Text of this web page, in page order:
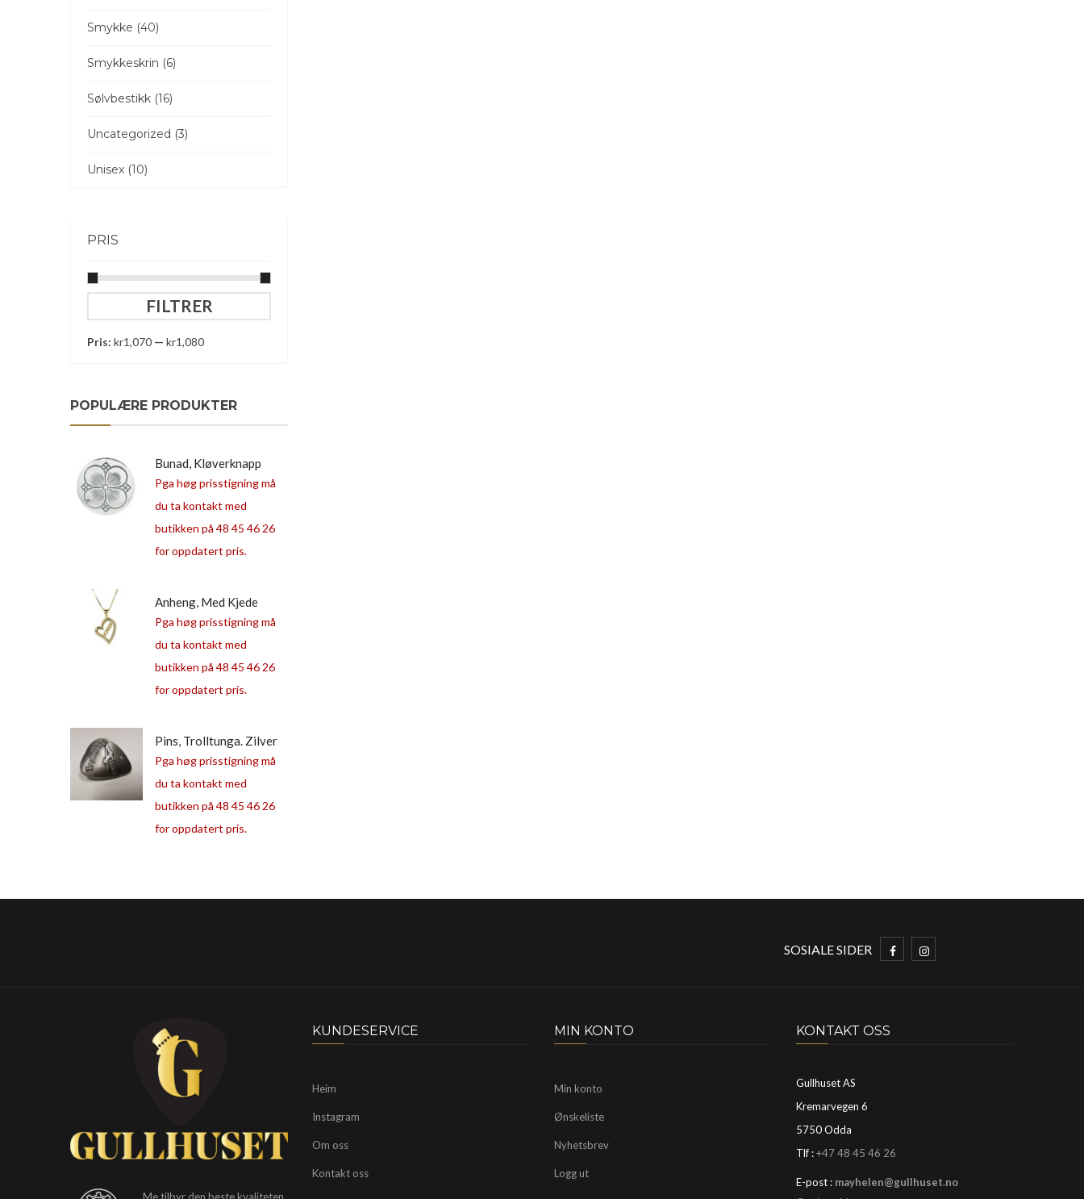
Smykke (40)
Smykkeskrin (6)
Sølvbestikk (16)
Uncategorized (3)
Unisex (10)
PRIS
pris
FILTRER
Pris: kr1,070 — kr1,080
POPULÆRE PRODUKTER
Bunad, Kløverknapp
Stor, Oks, Lang Hempe
Pga høg prisstigning må
du ta kontakt med
butikken på 48 45 46 26
for oppdatert pris.
Anheng, Med Kjede
“Mormor” Smykke.
Pga høg prisstigning må
du ta kontakt med
butikken på 48 45 46 26
for oppdatert pris.
Pins, Trolltunga. Zilver
Neckless
Pga høg prisstigning må
du ta kontakt med
butikken på 48 45 46 26
for oppdatert pris.
SOSIALE SIDER
KUNDESERVICE
Heim
Instagram
Om oss
Kontakt oss
MIN KONTO
Min konto
Ønskeliste
Nyhetsbrev
Logg ut
KONTAKT OSS
Gullhuset AS
Kremarvegen 6
5750 Odda
Tlf :+47 48 45 46 26
E-post : mayhelen@gullhuset.no